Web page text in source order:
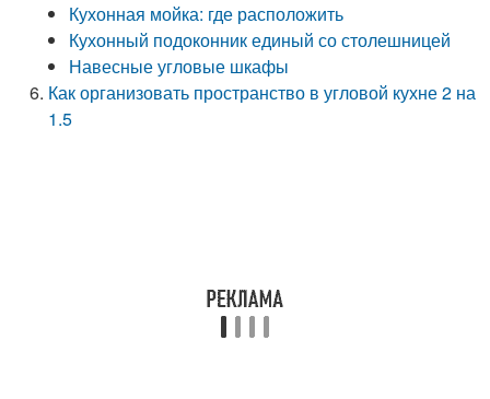
Кухонная мойка: где расположить
Кухонный подоконник единый со столешницей
Навесные угловые шкафы
Как организовать пространство в угловой кухне 2 на
1.5